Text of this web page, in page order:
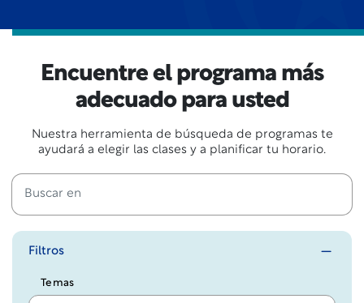
Encuentre el programa más
adecuado para usted
Nuestra herramienta de búsqueda de programas te
ayudará a elegir las clases y a planificar tu horario.
Filtros
Temas